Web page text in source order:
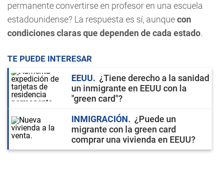
permanente convertirse en profesor en una escuela
estadounidense? La respuesta es sí, aunquecon
condiciones claras que dependen de cada estado.
TE PUEDE INTERESAR
EEUU
¿Tiene derecho a la sanidad
un inmigrante en EEUU con la
"green card"?
INMIGRACIÓN
¿Puede un
migrante con la green card
comprar una vivienda en EEUU?